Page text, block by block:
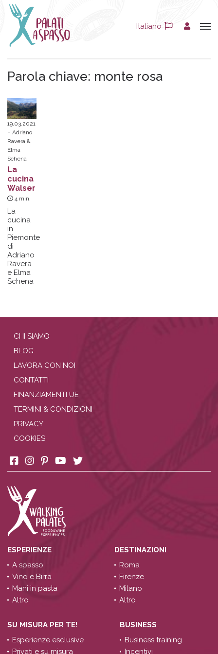
Italiano
Parola chiave: monte rosa
19.03.2021
Adriano
Ravera &
Elma
Schena
La
cucina
Walser
4 min.
La
cucina
in
Piemonte
di
Adriano
Ravera
e Elma
Schena
CHI SIAMO
BLOG
LAVORA CON NOI
CONTATTI
FINANZIAMENTI UE
TERMINI & CONDIZIONI
PRIVACY
COOKIES
ESPERIENZE
A spasso
Vino e Birra
Mani in pasta
Altro
DESTINAZIONI
Roma
Firenze
Milano
Altro
SU MISURA PER TE!
Esperienze esclusive
Privati e su misura
BUSINESS
Business training
Incentivi